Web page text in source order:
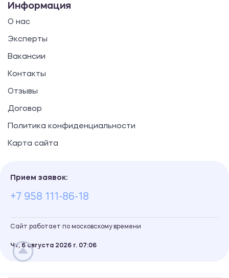
Информация
О нас
Эксперты
Вакансии
Контакты
Отзывы
Договор
Политика конфиденциальности
Карта сайта
Прием заявок:
+7 958 111-86-18
Сайт работает по московскому времени
Чт, 6 августа 2026 г. 07:06